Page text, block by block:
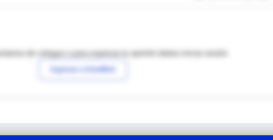
de colegas o para expresar tu opinión debes iniciar sesión
Ingresar a IntraMed